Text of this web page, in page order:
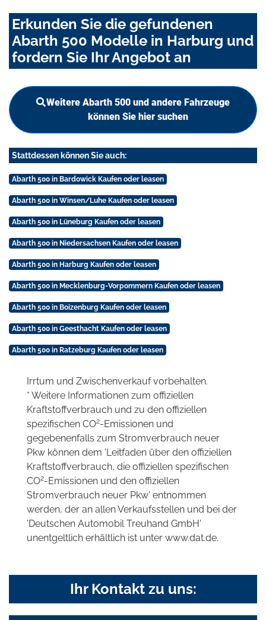
Erkunden Sie die gefundenen
Abarth 500 Modelle in Harburg und
fordern Sie Ihr Angebot an
Weitere Abarth 500 und andere Fahrzeuge
können Sie hier suchen
Stattdessen können Sie auch:
Abarth 500 in Bardowick Kaufen oder leasen
Abarth 500 in Winsen/Luhe Kaufen oder leasen
Abarth 500 in Lüneburg Kaufen oder leasen
Abarth 500 in Niedersachsen Kaufen oder leasen
Abarth 500 in Harburg Kaufen oder leasen
Abarth 500 in Mecklenburg-Vorpommern Kaufen oder leasen
Abarth 500 in Boizenburg Kaufen oder leasen
Abarth 500 in Geesthacht Kaufen oder leasen
Abarth 500 in Ratzeburg Kaufen oder leasen
Irrtum und Zwischenverkauf vorbehalten.
* Weitere Informationen zum offiziellen
Kraftstoffverbrauch und zu den offiziellen
spezifischen CO2-Emissionen und
gegebenenfalls zum Stromverbrauch neuer
Pkw können dem 'Leitfaden über den offiziellen
Kraftstoffverbrauch, die offiziellen spezifischen
CO2-Emissionen und den offiziellen
Stromverbrauch neuer Pkw' entnommen
werden, der an allen Verkaufsstellen und bei der
'Deutschen Automobil Treuhand GmbH'
unentgeltlich erhältlich ist unter www.dat.de.
Ihr Kontakt zu uns: